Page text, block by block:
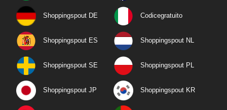
Shoppingspout DE Codicegratuito
Shoppingspout ES Shoppingspout NL
Shoppingspout SE Shoppingspout PL
Shoppingspout JP Shoppingspout KR